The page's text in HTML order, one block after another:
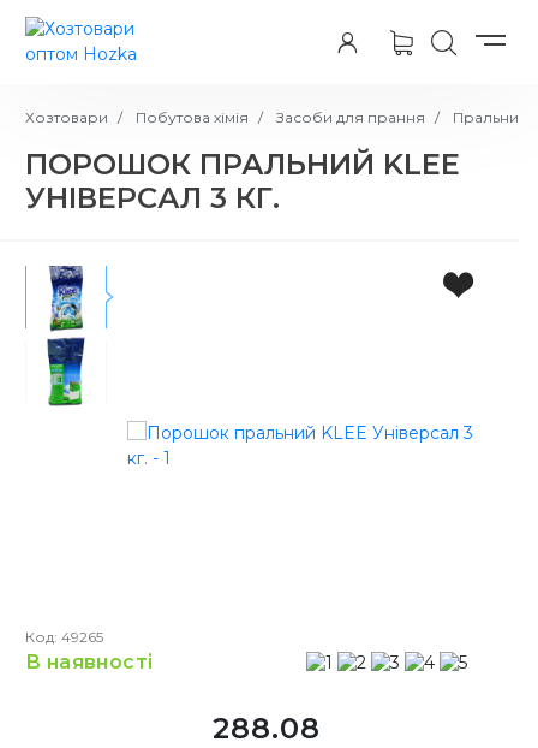
Хозтовари Побутова хімія Засоби для прання Пральний
ПОРОШОК ПРАЛЬНИЙ KLEE
УНІВЕРСАЛ 3 КГ.
Код: 49265
в наявності
288.08